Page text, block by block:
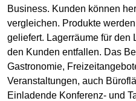
Business. Kunden können
vergleichen. Produkte
geliefert. Lagerräume für den
den Kunden entfallen. Das
Gastronomie,
Veranstaltungen, auch
Einladende Konferenz- und